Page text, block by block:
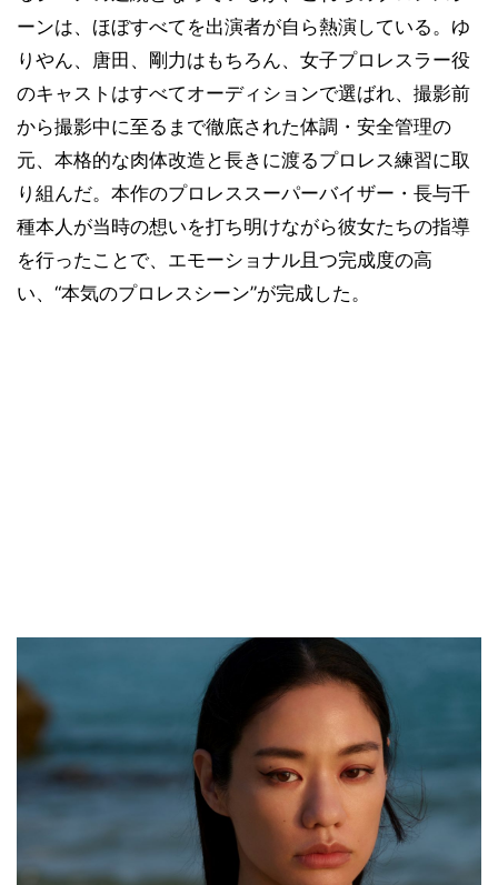
ーンは、ほぼすべてを出演者が自ら熱演している。ゆ
りやん、唐田、剛力はもちろん、女子プロレスラー役
のキャストはすべてオーディションで選ばれ、撮影前
から撮影中に至るまで徹底された体調・安全管理の
元、本格的な肉体改造と長きに渡るプロレス練習に取
り組んだ。本作のプロレススーパーバイザー・長与千
種本人が当時の想いを打ち明けながら彼女たちの指導
を行ったことで、エモーショナル且つ完成度の高
い、“本気のプロレスシーン”が完成した。